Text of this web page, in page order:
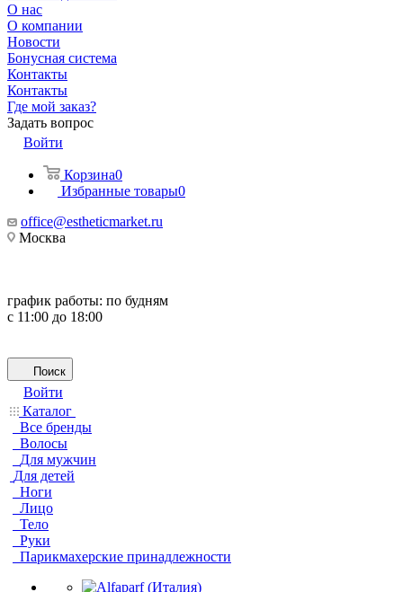
О нас
О компании
Новости
Бонусная система
Контакты
Контакты
Где мой заказ?
Задать вопрос
Войти
Корзина0
Избранные товары0
office@estheticmarket.ru
Москва
график работы: по будням
с 11:00 до 18:00
Поиск
Войти
Каталог
Все бренды
Волосы
Для мужчин
Для детей
Ноги
Лицо
Тело
Руки
Парикмахерские принадлежности